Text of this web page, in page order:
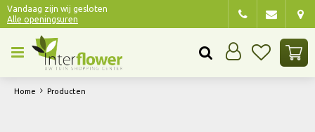
Home Producten
Vandaag zijn wij gesloten
Alle openingsuren